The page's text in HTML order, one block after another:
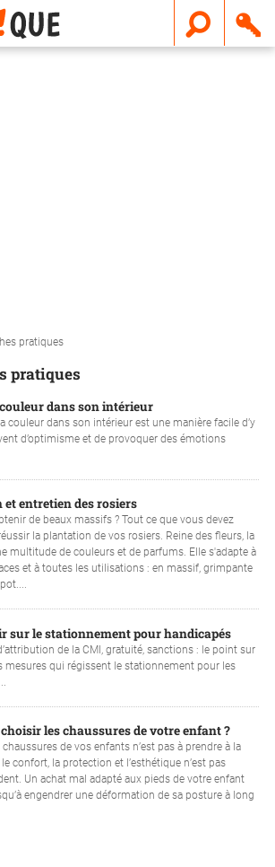
pratiques
pratiques
dans son intérieur
couleur dans son intérieur est une manière facile d’y
d’optimisme et de provoquer des émotions
entretien des rosiers
de beaux massifs ? Tout ce que vous devez
la plantation de vos rosiers. Reine des fleurs, la
multitude de couleurs et de parfums. Elle s'adapte à
et à toutes les utilisations : en massif, grimpante
sur le stationnement pour handicapés
de la CMI, gratuité, sanctions : le point sur
mesures qui régissent le stationnement pour les
les chaussures de votre enfant ?
de vos enfants n’est pas à prendre à la
confort, la protection et l’esthétique n’est pas
Un achat mal adapté aux pieds de votre enfant
engendrer une déformation de sa posture à long